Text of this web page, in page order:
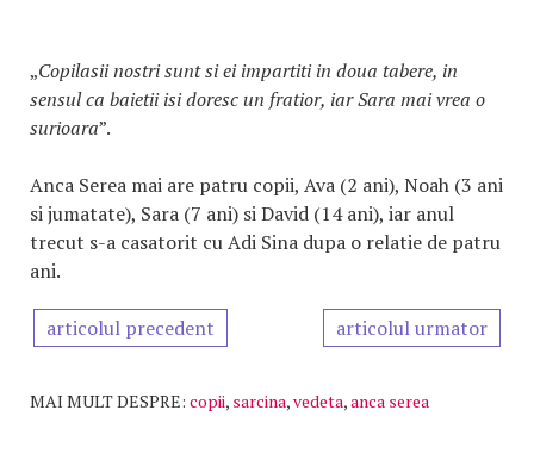
„Copilasii nostri sunt si ei impartiti in doua tabere, in
sensul ca baietii isi doresc un fratior, iar Sara mai vrea o
surioara”.
Anca Serea mai are patru copii, Ava (2 ani), Noah (3 ani
si jumatate), Sara (7 ani) si David (14 ani), iar anul
trecut s-a casatorit cu Adi Sina dupa o relatie de patru
ani.
articolul precedent articolul urmator
MAI MULT DESPRE: copii, sarcina,vedeta,anca serea